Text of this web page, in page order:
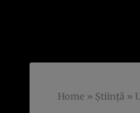
Home » Știință »